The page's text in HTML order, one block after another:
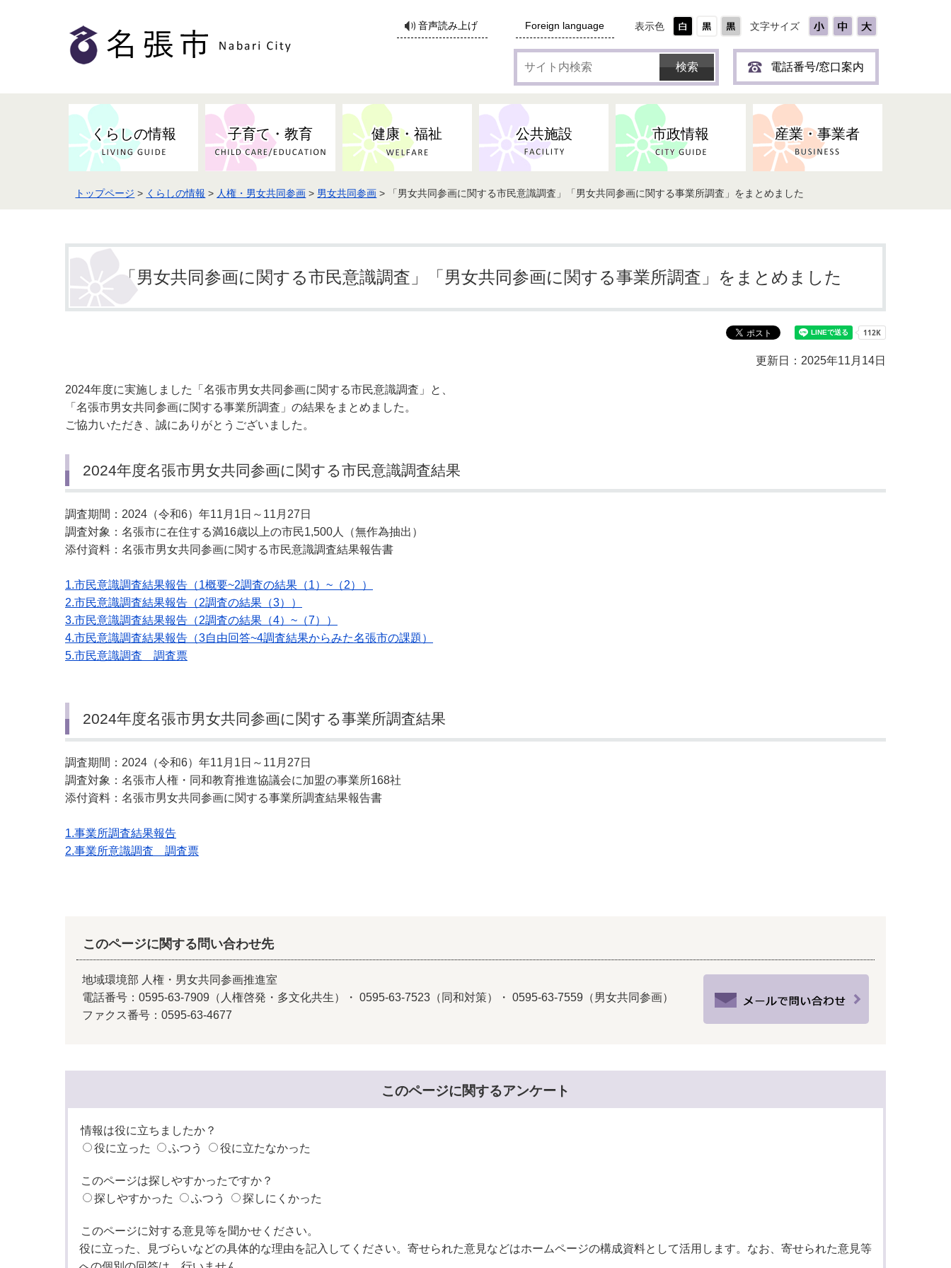
音声読み上げ Foreign language 表示色 文字サイズ
イ
ト
検
索
電話番号/窓口案内
くらしの情報
届出・証明 税 ごみ・リサイクル 環境・ペット・蜂等
斎場・墓園・墓地 住宅 水道・下水道 道路・交通・公園・都市計画
防災・防犯・消防・行方不明
子育て・教育
子育てにかかる各種手当／ひとり
保育所(園)・幼稚園・認定こども
小中一貫教育・コミュニティスク
健康・福祉
健康・検（健）診・予防接種 地域福祉 高齢者福祉 障害者福祉
スポーツ 保険・年金・医療助成 生活保護 戦傷・戦没者
公共施設
地域医療 防災・消防 子育て・教育 斎場・墓園
市民センター・市民活動・交流施
設
市政情報
市の条例・計画・方針 監査 記者会見 出前トーク
市政へのご意見 施設見学会 非核平和事業 選挙
市の人事・職員採用
市の窓口一覧
市の行財政 市のプロフィール
産業・事業者
事業者の方へお知らせ 各種広告・協賛のご案内 事業系ごみ・廃棄物 防災協力事業所登録制度
入札・契約 税金 建築開発等 商工業
トップページ > くらしの情報 > 人権・男女共同参画 > 男女共同参画 > 「男女共同参画に関する市民意識調査」「男女共同参画に関する事業所調査」をまとめました
「男女共同参画に関する市民意識調査」「男女共同参画に関する事業所調査」をまとめました
更新日：2025年11月14日
2024年度に実施しました「名張市男女共同参画に関する市民意識調査」と、
「名張市男女共同参画に関する事業所調査」の結果をまとめました。
ご協力いただき、誠にありがとうございました。
2024年度名張市男女共同参画に関する市民意識調査結果
調査期間：2024（令和6）年11月1日～11月27日
調査対象：名張市に在住する満16歳以上の市民1,500人（無作為抽出）
添付資料：名張市男女共同参画に関する市民意識調査結果報告書
1.市民意識調査結果報告（1概要~2調査の結果（1）~（2））
2.市民意識調査結果報告（2調査の結果（3））
3.市民意識調査結果報告（2調査の結果（4）~（7））
4.市民意識調査結果報告（3自由回答~4調査結果からみた名張市の課題）
5.市民意識調査 調査票
2024年度名張市男女共同参画に関する事業所調査結果
調査期間：2024（令和6）年11月1日～11月27日
調査対象：名張市人権・同和教育推進協議会に加盟の事業所168社
添付資料：名張市男女共同参画に関する事業所調査結果報告書
1.事業所調査結果報告
2.事業所意識調査 調査票
このページに関する問い合わせ先
地域環境部 人権・男女共同参画推進室
電話番号：0595-63-7909（人権啓発・多文化共生）・ 0595-63-7523（同和対策）・ 0595-63-7559（男女共同参画）
ファクス番号：0595-63-4677
このページに関するアンケート
情報は役に立ちましたか？
役に立った
ふつう 役に立たなかった
このページは探しやすかったですか？
探しやすかった
ふつう 探しにくかった
このページに対する意見等を聞かせください。
役に立った、見づらいなどの具体的な理由を記入してください。寄せられた意見などはホームページの構成資料として活用します。なお、寄せられた意見等